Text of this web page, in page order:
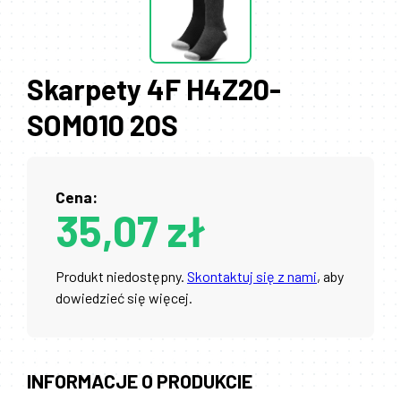
Skarpety 4F H4Z20-
SOM010 20S
Cena:
35,07 zł
Produkt niedostępny. Skontaktuj się z nami, aby
dowiedzieć się więcej.
INFORMACJE O PRODUKCIE